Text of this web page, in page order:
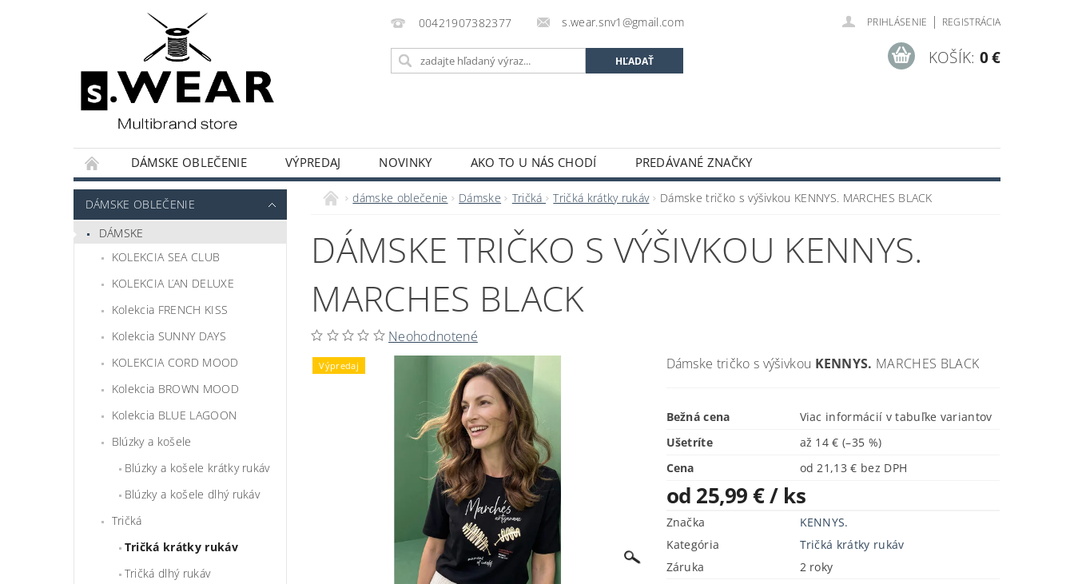
00421907382377 s.wear.snv1@gmail.com PRIHLÁSENIE | REGISTRÁCIA
KOŠÍK: 0 €
DÁMSKE OBLEČENIE VÝPREDAJ NOVINKY AKO TO U NÁS CHODÍ
PREDÁVANÉ ZNAČKY
KOLEKCIE KAPSULOVÝ ŠATNÍK
HODNOTENIE OBCHODU KONTAKTY O S.WEAR OBCHODNÉ PODMIENKY
DÁMSKE OBLEČENIE
DÁMSKE
KOLEKCIA SEA CLUB
KOLEKCIA ĽAN DELUXE
Kolekcia FRENCH KISS
Kolekcia SUNNY DAYS
KOLEKCIA CORD MOOD
Kolekcia BROWN MOOD
Kolekcia BLUE LAGOON
Blúzky a košele
Blúzky a košele krátky rukáv
Blúzky a košele dlhý rukáv
Tričká
Tričká krátky rukáv
Tričká dlhý rukáv
dámske oblečenie Dámske Tričká Tričká krátky rukáv Dámske tričko s výšivkou KENNYS. MARCHES BLACK
DÁMSKE TRIČKO S VÝŠIVKOU KENNYS.
MARCHES BLACK
Neohodnotené
Výpredaj Dámske tričko s výšivkou KENNYS. MARCHES BLACK
Bežná cena
Viac informácií v tabuľke variantov
Ušetríte
až 14 €(–35 %)
Cena
od 21,13 € bez DPH
od 25,99 €/ ks
Značka
KENNYS.
Kategória
Tričká krátky rukáv
Záruka
2 roky